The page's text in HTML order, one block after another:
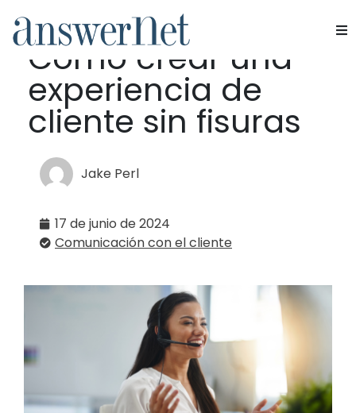
Servicios
Industrias
Contacte con nosotros
Omnichannel 101:
Cómo crear una
experiencia de
cliente sin fisuras
Jake Perl
17 de junio de 2024
Comunicación con el cliente